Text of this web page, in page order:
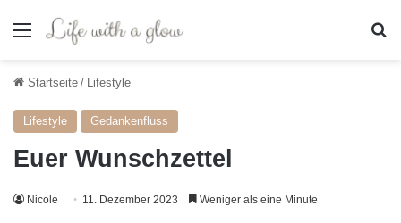
Menü
Startseite / Lifestyle
Lifestyle Gedankenfluss
Euer Wunschzettel
Nicole 11. Dezember 2023 Weniger als eine Minute